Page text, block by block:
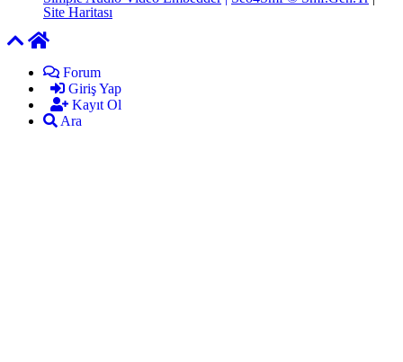
Site Haritası
Forum
Giriş Yap
Kayıt Ol
Ara